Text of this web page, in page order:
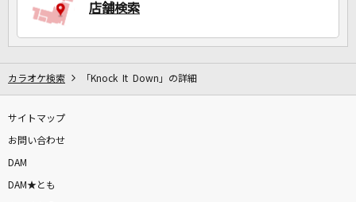
店舗検索
カラオケ検索 「Knock It Down」の詳細
サイトマップ
お問い合わせ
DAM
DAM★とも